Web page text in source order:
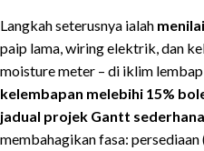
Langkah seterusnya ialah
paip lama, wiring elektrik, dan
moisture meter – di iklim lembap
kelembapan melebihi 15%
jadual projek Gantt sederhana
membahagikan fasa: